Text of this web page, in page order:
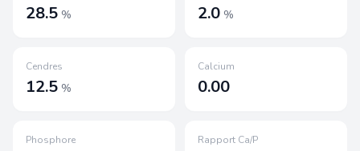
28.5 % 2.0 %
Cendres
12.5 %
Calcium
0.00
Phosphore Rapport Ca/P